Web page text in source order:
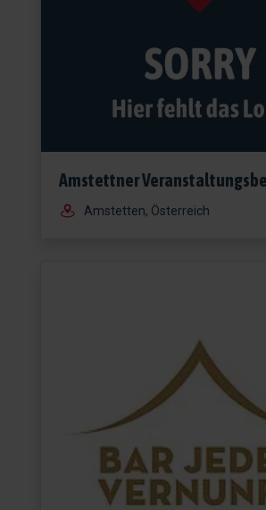
Amstetten, Österreich